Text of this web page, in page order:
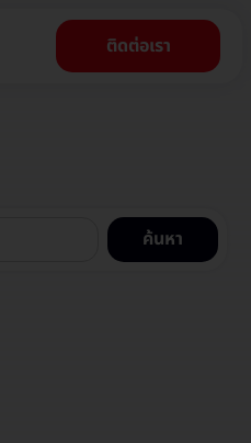
ติดต่อเรา
ค้นหา